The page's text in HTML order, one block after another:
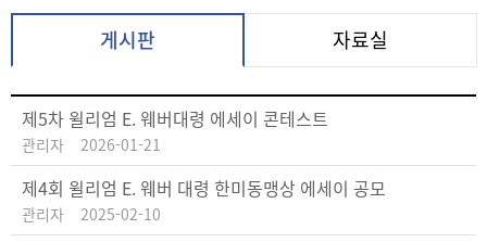
게시판 자료실
제5차 윌리엄 E. 웨버대령 에세이 콘테스트
관리자 2026-01-21
제4회 윌리엄 E. 웨버 대령 한미동맹상 에세이 공모
관리자 2025-02-10